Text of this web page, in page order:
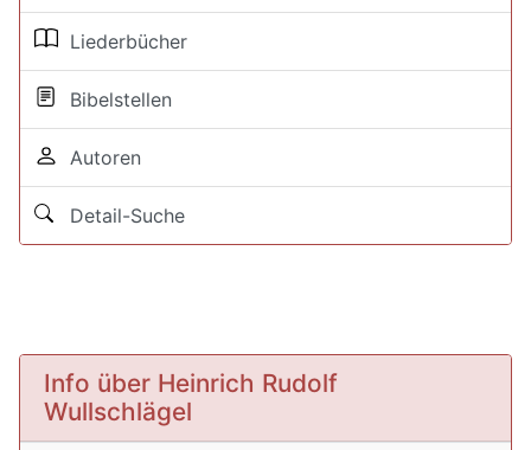
Liederbücher
Bibelstellen
Autoren
Detail-Suche
Info über Heinrich Rudolf
Wullschlägel